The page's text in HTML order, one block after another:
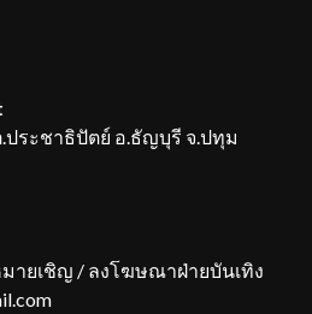
ประชาธิปัตย์ อ.ธัญบุรี จ.ปทุม
ายเชิญ / ลงโฆษณาฝ่ายบันเทิง